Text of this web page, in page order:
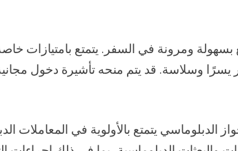
بسهولة ومرونة في السفر. يتمتع بامتيازات
يسرًا وسلاسة. قد يتم منحه تأشيرة دخول
الدبلوماسي يتمتع بالأولوية في المعاملات